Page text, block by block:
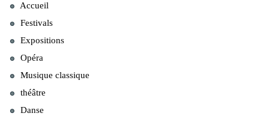
Accueil
Festivals
Expositions
Opéra
Musique classique
théâtre
Danse